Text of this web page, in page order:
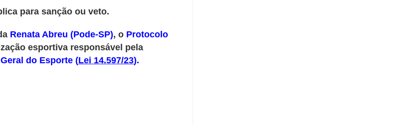
para sanção ou veto.
Renata Abreu (Pode-SP), o Protocolo
esportiva responsável pela
do Esporte (Lei 14.597/23).